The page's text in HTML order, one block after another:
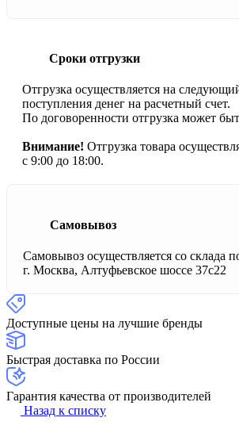
Сроки отгрузки
Отгрузка осуществляется на
поступления денег на расчетный счет.
По договоренности отгрузка может
Внимание! Отгрузка товара
с 9:00 до 18:00.
Самовывоз
Самовывоз осуществляется со склада
г. Москва, Алтуфьевское шоссе 37с22
Доступные цены на лучшие бренды
Быстрая доставка по России
Гарантия качества от производителей
Назад к списку